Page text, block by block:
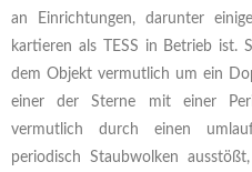
an Einrichtungen, darunter
kartieren als TESS in Betrieb ist.
dem Objekt vermutlich um ein
einer der Sterne mit einer
vermutlich durch einen
periodisch Staubwolken